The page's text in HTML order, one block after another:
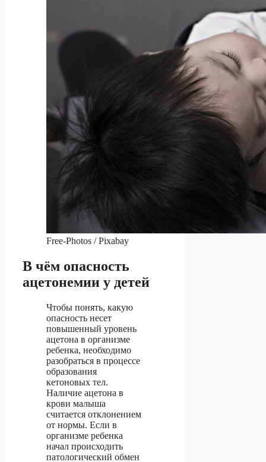
Free-Photos / Pixabay
В чём опасность
ацетонемии у детей
Чтобы понять, какую
опасность несет
повышенный уровень
ацетона в организме
ребенка, необходимо
разобраться в процессе
образования
кетоновых тел.
Наличие ацетона в
крови малыша
считается отклонением
от нормы. Если в
организме ребенка
начал происходить
патологический обмен